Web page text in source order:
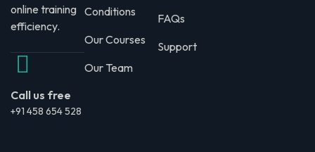
online training
efficiency.
Call us free
+91 458 654 528
Conditions
Our Courses
Our Team
FAQs
Support